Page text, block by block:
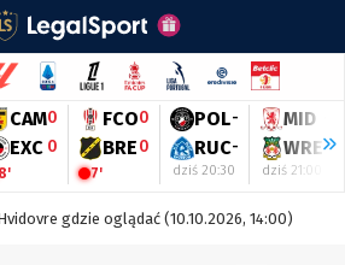
CAM0
EXC 0
FCO0
BRE0
7'
POL-
RUC-
dziś 20:30
MID
WRE-
dziś 21:00
gdzie oglądać (10.10.2026, 14:00)